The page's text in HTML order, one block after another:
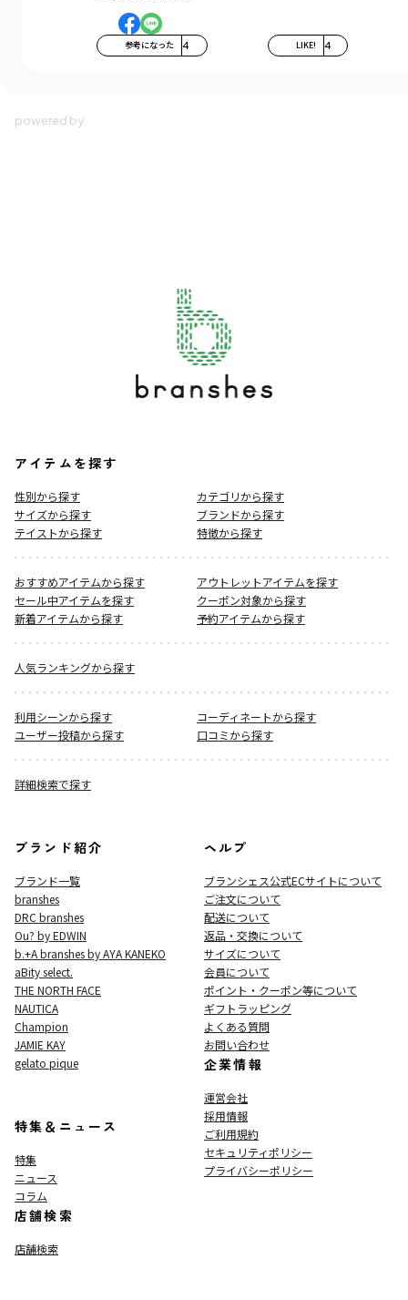
参考になった 4 LIKE! 4
アイテムを探す
性別から探す
カテゴリから探す
サイズから探す
ブランドから探す
テイストから探す
特徴から探す
おすすめアイテムから探す
アウトレットアイテムを探す
セール中アイテムを探す
クーポン対象から探す
新着アイテムから探す
予約アイテムから探す
人気ランキングから探す
利用シーンから探す
コーディネートから探す
ユーザー投稿から探す
口コミから探す
詳細検索で探す
ブランド紹介
ブランド一覧
branshes
DRC branshes
Ou? by EDWIN
b.+A branshes by AYA KANEKO
aBity select.
THE NORTH FACE
NAUTICA
Champion
JAMIE KAY
gelato pique
特集＆ニュース
特集
ニュース
コラム
店舗検索
店舗検索
ヘルプ
ブランシェス公式ECサイトについて
ご注文について
配送について
返品・交換について
サイズについて
会員について
ポイント・クーポン等について
ギフトラッピング
よくある質問
お問い合わせ
企業情報
運営会社
採用情報
ご利用規約
セキュリティポリシー
プライバシーポリシー